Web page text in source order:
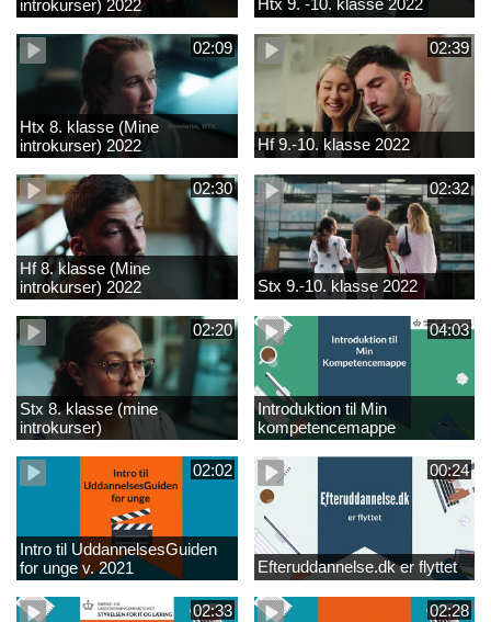
introkurser) 2022 Htx 9. -10. klasse 2022
02:09
Htx 8. klasse (Mine
introkurser) 2022
02:39
Hf 9.-10. klasse 2022
02:30
Hf 8. klasse (Mine
introkurser) 2022
02:32
Stx 9.-10. klasse 2022
02:20
Stx 8. klasse (mine
introkurser)
04:03
Introduktion til Min
kompetencemappe
02:02
Intro til UddannelsesGuiden
for unge v. 2021
00:24
Efteruddannelse.dk er flyttet
02:33 02:28